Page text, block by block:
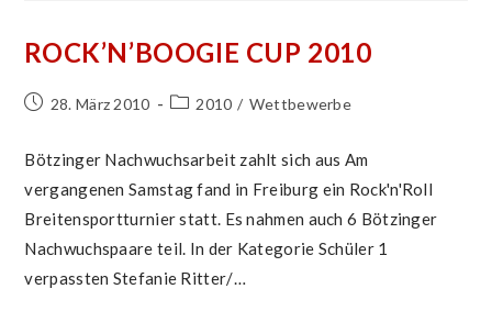
ROCK’N’BOOGIE CUP 2010
Beitrag28. März 2010
Beitrags-
2010 / Wettbewerbe
Bötzinger Nachwuchsarbeit zahlt sich aus Am
vergangenen Samstag fand in Freiburg ein Rock'n'Roll
Breitensportturnier statt. Es nahmen auch 6 Bötzinger
Nachwuchspaare teil. In der Kategorie Schüler 1
verpassten Stefanie Ritter/…